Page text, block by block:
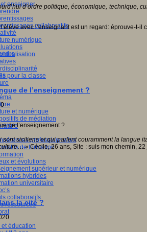
enseigner
collaboratifs
numérique
pour la classe
et numérique
de médiation
professionnelles
de formation
et évolutions
supérieur et numérique
hybrides
universitaire
collaboratifs
ressources
et éducation
d’ordre politique, économique, technique,
avec l’enseignant est un regard: éprouve-
de l’enseignement ?
sont siciliens et qui parlent couramment la langue
… » Cécile, 26 ans, Site : suis mon chemin, 22
la cité ?